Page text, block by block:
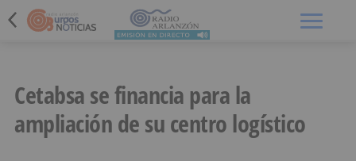
Cetabsa se financia para la
ampliación de su centro logístico